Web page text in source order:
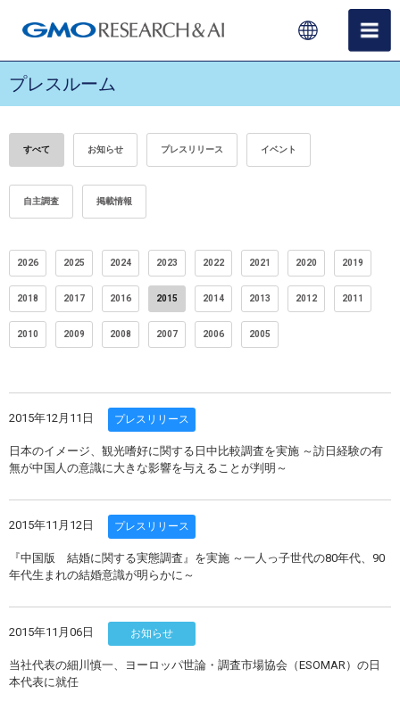
プレスルーム
すべて お知らせ プレスリリース イベント
自主調査 掲載情報
2026 2025 2024 2023 2022 2021 2020 2019
2018 2017 2016 2015 2014 2013 2012 2011
2010 2009 2008 2007 2006 2005
2015年12月11日 プレスリリース
日本のイメージ、観光嗜好に関する日中比較調査を実施 ～訪日経験の有
無が中国人の意識に大きな影響を与えることが判明～
2015年11月12日 プレスリリース
『中国版 結婚に関する実態調査』を実施 ～一人っ子世代の80年代、90
年代生まれの結婚意識が明らかに～
2015年11月06日 お知らせ
当社代表の細川慎一、ヨーロッパ世論・調査市場協会（ESOMAR）の日
本代表に就任